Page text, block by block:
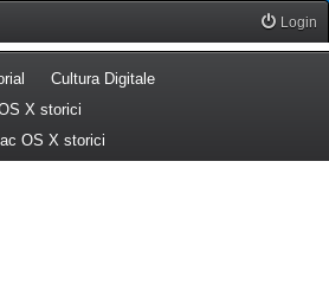
Login
tab)(Opens a new tab)
Cultura Digitale(Opens a new tab)
X storici
OS X storici